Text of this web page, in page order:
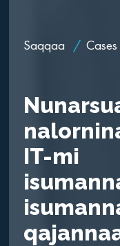
Saqqaa / Cases
IT-mi